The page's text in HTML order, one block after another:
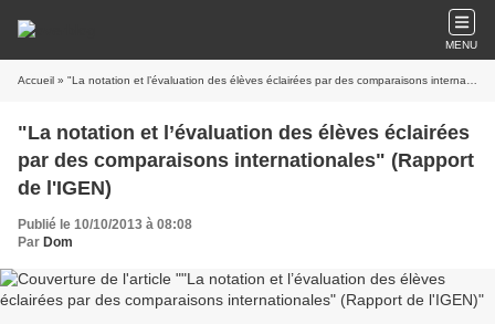
MENU
Accueil » "La notation et l’évaluation des élèves éclairées par des comparaisons internationales" (Rapport de l'IGEN)
"La notation et l’évaluation des élèves éclairées
par des comparaisons internationales" (Rapport
de l'IGEN)
Publié le 10/10/2013 à 08:08
Par Dom